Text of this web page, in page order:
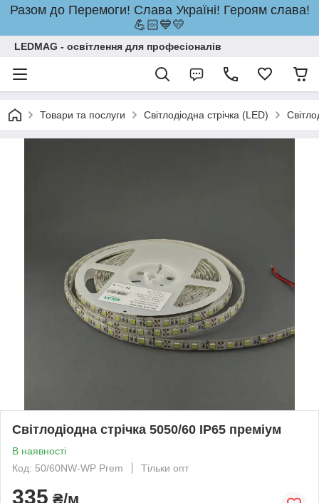
Разом до Перемоги! Слава Україні! Героям слава!
💪🏻💙💛
LEDMAG - освітлення для професіоналів
Товари та послуги Світлодіодна стрічка (LED)
Світлодіодна стрічка 5050/60 IP65 преміум
В наявності
Код: 50/60NW-WP Prem
Тільки опт
335 ₴/м